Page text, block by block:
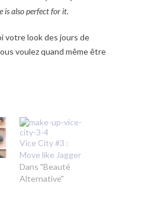
is also perfect for it.
votre look des jours de
voulez quand même être
Vice City #3 :
Move like Jagger
Dans "Beauté
Alternative"